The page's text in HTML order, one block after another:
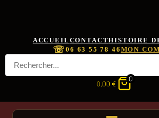
ACCUEIL CONTACTHISTOIRE
☏06 63 55 78 46 MON
0,00 €
0